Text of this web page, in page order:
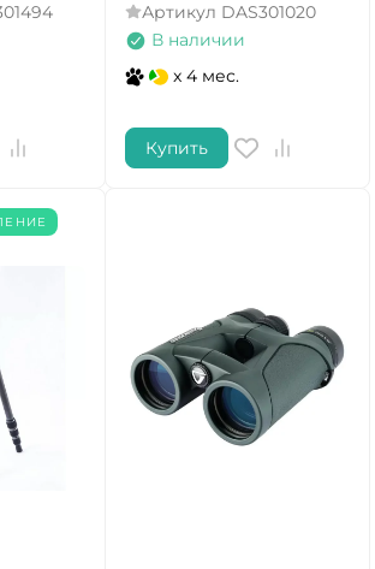
Артикул DAS301020
В наличии
x 4 мес.
Купить